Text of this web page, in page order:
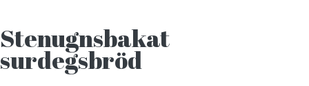
Stenugnsbakat
surdegsbröd